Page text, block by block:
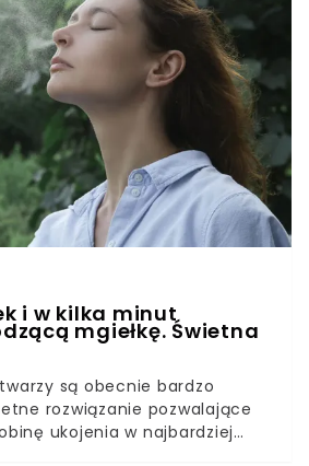
i w kilka minut
mgiełkę. Świetna
są obecnie bardzo
rozwiązanie pozwalające
ukojenia w najbardziej